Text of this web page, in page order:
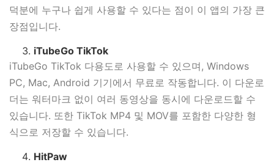
덕분에 누구나 쉽게 사용할 수 있다는 점이 이 앱의 가장 큰
장점입니다.
iTubeGo TikTok
iTubeGo TikTok 다용도로 사용할 수 있으며, Windows
PC, Mac, Android 기기에서 무료로 작동합니다. 이 다운로
더는 워터마크 없이 여러 동영상을 동시에 다운로드할 수
있습니다. 또한 TikTok MP4 및 MOV를 포함한 다양한 형
식으로 저장할 수 있습니다.
HitPaw